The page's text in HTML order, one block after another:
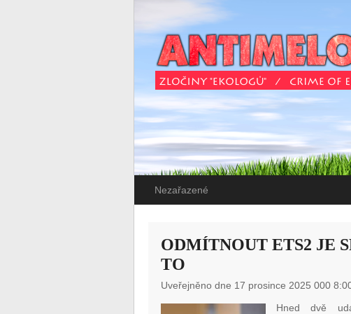
Nezařazené
ODMÍTNOUT ETS2 JE
TO
Uveřejněno dne 17 prosince 2025 000
Hned dvě